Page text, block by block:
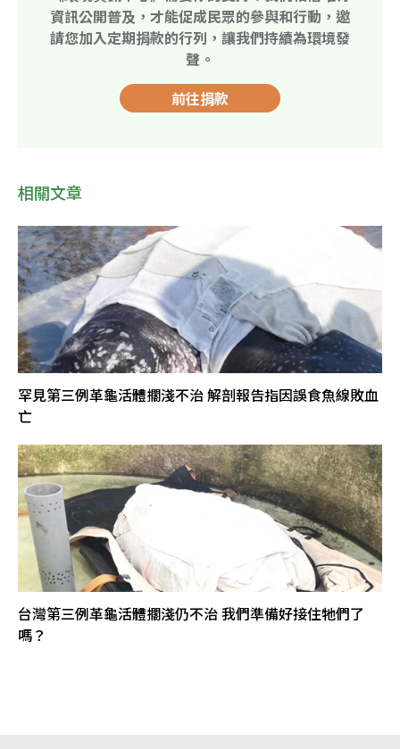
資訊公開普及，才能促成民眾的參與和行動，邀
請您加入定期捐款的行列，讓我們持續為環境發
聲。
前往捐款
相關文章
罕見第三例革龜活體擱淺不治 解剖報告指因誤食魚線敗血
亡
台灣第三例革龜活體擱淺仍不治 我們準備好接住牠們了
嗎？